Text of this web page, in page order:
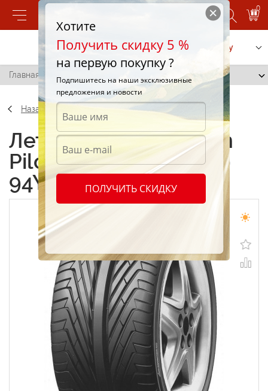
0
Позвонить Заказать услугу
Главная / Michelin Pilot Sport 325/30 R19 94Y
Назад
Летние шины Michelin
Pilot Sport 325/30 R19
94Y
Хотите
Получить скидку 5 %
на первую покупку ?
Подпишитесь на наши эксклюзивные
предложения и новости
ПОЛУЧИТЬ СКИДКУ